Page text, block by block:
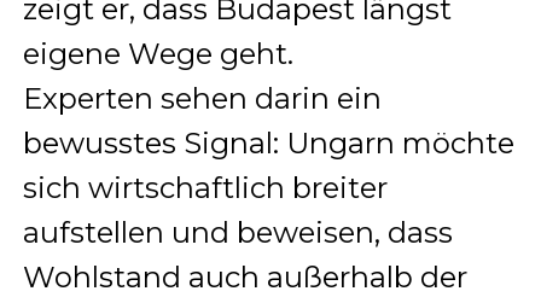
zeigt er, dass Budapest längst
eigene Wege geht.
Experten sehen darin ein
bewusstes Signal: Ungarn möchte
sich wirtschaftlich breiter
aufstellen und beweisen, dass
Wohlstand auch außerhalb der